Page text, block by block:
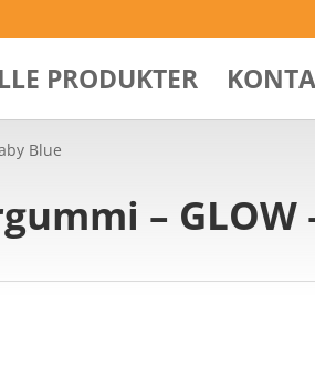
PRODUKTER
Blue
– GLOW